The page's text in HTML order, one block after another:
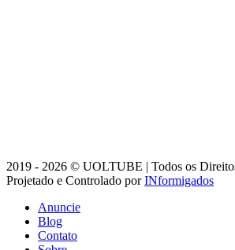
2019 - 2026 © UOLTUBE | Todos os
Projetado e Controlado porINformigados
Anuncie
Blog
Contato